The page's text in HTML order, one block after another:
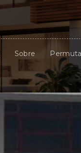
Sobre